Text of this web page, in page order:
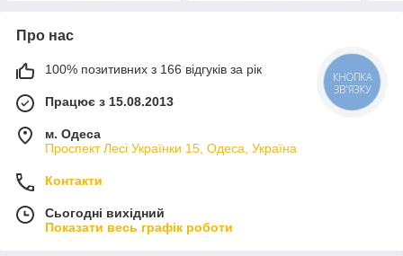
Про нас
100% позитивних з 166 відгуків за рік
Працює з 15.08.2013
м. Одеса
Проспект Лесі Українки 15, Одеса, Україна
Контакти
Сьогодні вихідний
Показати весь графік роботи
КНОПКА
ЗВ'ЯЗКУ